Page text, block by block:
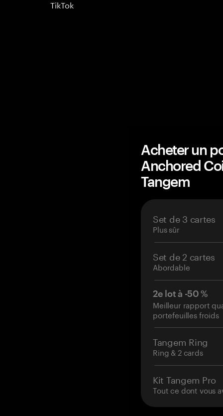
TikTok
Acheter un
Anchored
Tangem
Set de 3 cartes
Plus sûr
Set de 2 cartes
Abordable
2e lot à -50 %
Meilleur rapport
portefeuilles froids
Tangem Ring
Ring & 2 cards
Kit Tangem Pro
Tout ce dont vous